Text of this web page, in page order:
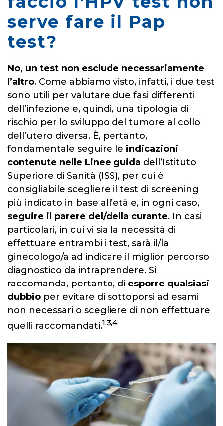
serve fare il Pap
test?
No, un test non esclude necessariamente
l’altro. Come abbiamo visto, infatti, i due test
sono utili per valutare due fasi differenti
dell’infezione e, quindi, una tipologia di
rischio per lo sviluppo del tumore al collo
dell’utero diversa. È, pertanto,
fondamentale seguire le indicazioni
contenute nelle Linee guida dell’Istituto
Superiore di Sanità (ISS), per cui è
consigliabile scegliere il test di screening
più indicato in base all’età e, in ogni caso,
seguire il parere del/della curante. In casi
particolari, in cui vi sia la necessità di
effettuare entrambi i test, sarà il/la
ginecologo/a ad indicare il miglior percorso
diagnostico da intraprendere. Si
raccomanda, pertanto, di esporre qualsiasi
dubbio per evitare di sottoporsi ad esami
non necessari o scegliere di non effettuare
quelli raccomandati.1,3,4